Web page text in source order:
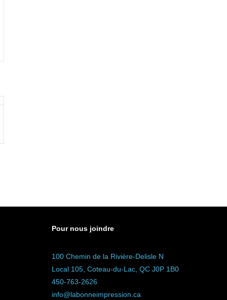
Pour nous joindre
100 Chemin de la Rivière-Delisle N
Local 105, Coteau-du-Lac, QC J0P 1B0
450-763-2626
info@labonneimpression.ca